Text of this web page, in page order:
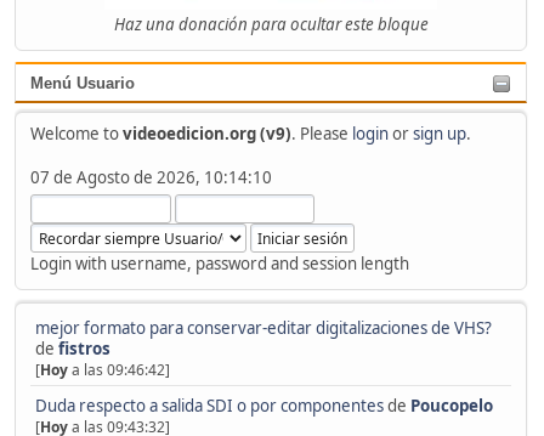
Haz una donación para ocultar este bloque
Menú Usuario
Welcome tovideoedicion.org (v9). Please loginorsign up.
07 de Agosto de 2026, 10:14:10
Login with username, password and session length
mejor formato para conservar-editar digitalizaciones de VHS?
de fistros
[Hoya las 09:46:42]
Duda respecto a salida SDI o por componentesde Poucopelo
[Hoya las 09:43:32]